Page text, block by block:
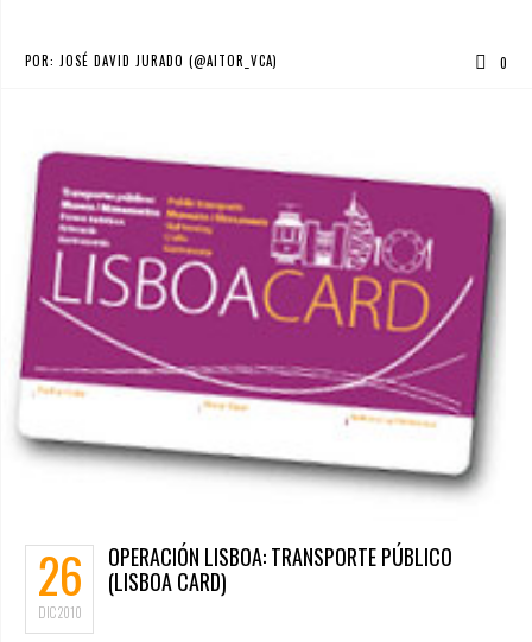
POR: JOSÉ DAVID JURADO (@AITOR_VCA) 0
26
DIC2010
OPERACIÓN LISBOA: TRANSPORTE PÚBLICO
(LISBOA CARD)